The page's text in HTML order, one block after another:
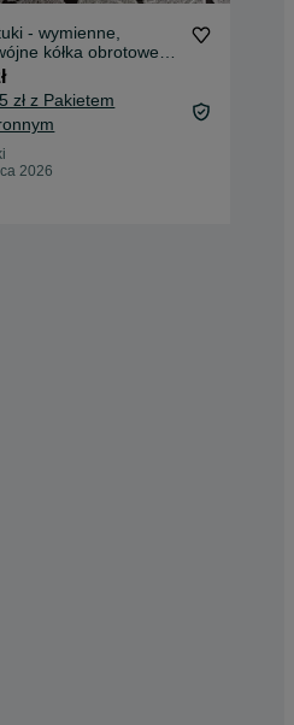
- wymienne,
kółka obrotowe
typu A19
zł z Pakietem
2026